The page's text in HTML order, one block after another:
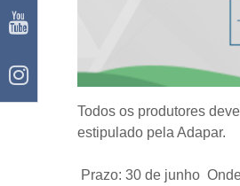
Todos os produtores
estipulado pela Adapar.
Prazo: 30 de junho